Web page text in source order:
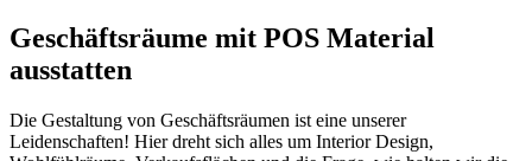
Geschäftsräume mit POS Material
ausstatten
Die Gestaltung von Geschäftsräumen ist eine unserer
Leidenschaften! Hier dreht sich alles um Interior Design,